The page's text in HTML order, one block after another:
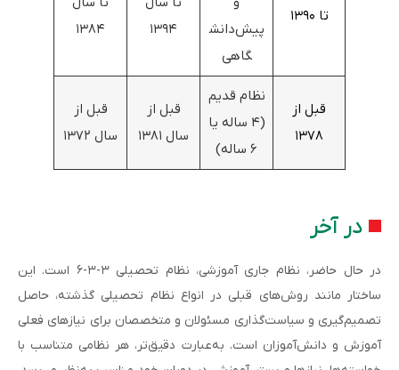
تا ۱۳۹۰
پیش‌دانش
گاهی
۱۳۹۴
۱۳۸۴
قبل از
۱۳۷۸
نظام قدیم
(۴ ساله یا
۶ ساله)
قبل از
سال ۱۳۸۱
قبل از
سال ۱۳۷۲
در آخر
در حال حاضر، نظام جاری آموزشی، نظام تحصیلی ۳-۳-۶ است. این
ساختار مانند روش‌های قبلی در انواع نظام تحصیلی گذشته، حاصل
تصمیم‌گیری و سیاست‌گذاری مسئولان و متخصصان برای نیازهای فعلی
آموزش و دانش‌آموزان است. به‌عبارت دقیق‌تر، هر نظامی متناسب با